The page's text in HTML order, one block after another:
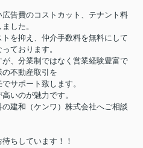
告費のコストカット、テナント料
した。
を抑え、仲介手数料を無料にして
ております。
、分業制ではなく営業経験豊富で
不動産取引を
サポート致します。
いのが魅力です。
建和（ケンワ）株式会社へご相談
ちしています！！